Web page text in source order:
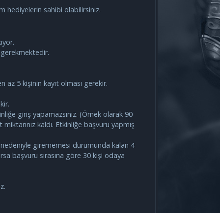
hediyelerin sahibi olabilirsiniz.​
gerekmektedir.
az 5 kişinin kayıt olması gerekir.
giriş yapamazsınız. (Örnek olarak 90
kaldı. Etkinliğe başvuru yapmış
girememesi durumunda kalan 4
başvuru sırasına göre 30 kişi odaya